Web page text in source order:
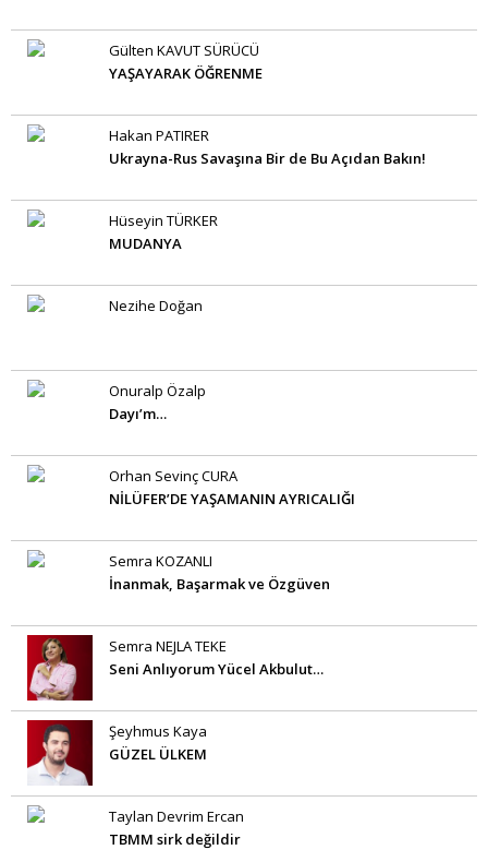
Gülten KAVUT SÜRÜCÜ
YAŞAYARAK ÖĞRENME
Hakan PATIRER
Ukrayna-Rus Savaşına Bir de Bu Açıdan Bakın!
Hüseyin TÜRKER
MUDANYA
Nezihe Doğan
Onuralp Özalp
Dayı’m…
Orhan Sevinç CURA
NİLÜFER’DE YAŞAMANIN AYRICALIĞI
Semra KOZANLI
İnanmak, Başarmak ve Özgüven
Semra NEJLA TEKE
Seni Anlıyorum Yücel Akbulut…
Şeyhmus Kaya
GÜZEL ÜLKEM
Taylan Devrim Ercan
TBMM sirk değildir